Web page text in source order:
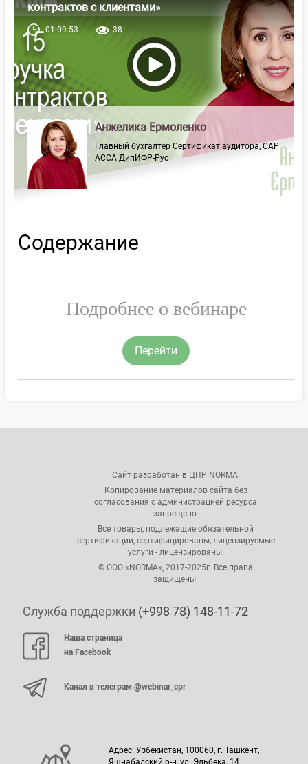
контрактов с клиентами»
01:09:53 38
Анжелика Ермоленко
Главный бухгалтер Сертификат аудитора, CAP
АССА ДипИФР-Рус
Содержание
Подробнее о вебинаре
Перейти
Сайт разработан в ЦПР NORMA.
Копирование материалов сайта без
согласования с администрацией ресурса
запрещено.
Все товары, подлежащие обязательной
сертификации, сертифицированы, лицензируемые
услуги - лицензированы.
© ООО «NORMA», 2017-2025г. Все права
защищены.
Служба поддержки (+998 78) 148-11-72
Наша страница
на Facebook
Канал в телеграм @webinar_cpr
Адрес: Узбекистан, 100060, г. Ташкент,
Яшнабадский р-н, ул. Эльбека, 14